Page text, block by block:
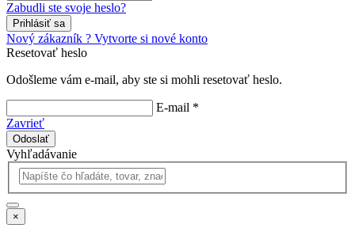
Zabudli ste svoje heslo?
Prihlásiť sa
Nový zákazník ? Vytvorte si nové konto
Resetovať heslo
Odošleme vám e-mail, aby ste si mohli resetovať heslo.
E-mail *
Zavrieť
Odoslať
Vyhľadávanie
×